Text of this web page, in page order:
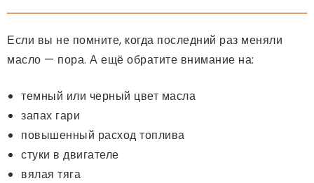
Если вы не помните, когда последний раз меняли
масло — пора. А ещё обратите внимание на:
темный или черный цвет масла
запах гари
повышенный расход топлива
стуки в двигателе
вялая тяга